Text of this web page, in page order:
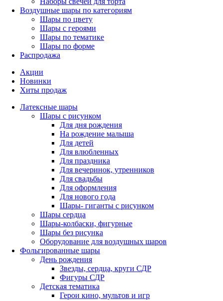
Воздушные шары по категориям
Шары по цвету
Шары с героями
Шары по тематике
Шары по форме
Распродажа
Акции
Новинки
Хиты продаж
Латексные шары
Шары с рисунком
Для дня рождения
На рождение малыша
Для детей
Для влюбленных
Для праздника
Для вечеринок, утренников
Для свадьбы
Для оформления
Для нового года
Шары- гиганты с рисунком
Шары сердца
Шары-колбаски, фигурные
Шары без рисунка
Оборудование для воздушных шаров
Фольгированные шары
День рождения
Звезды, сердца, круги СДР
Фигуры СДР
Детская тематика
Герои кино, мультов и игр